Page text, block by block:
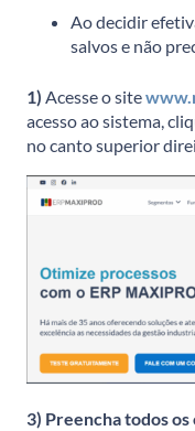
Ao decidir
salvos e não
1) Acesse o site
acesso ao sistema,
no canto superior
3) Preencha todos